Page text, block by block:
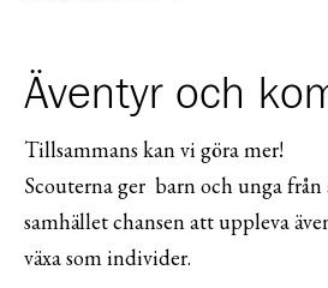
Äventyr och
Tillsammans kan vi göra mer!
Scouterna ger barn och unga från
samhället chansen att uppleva
växa som individer.